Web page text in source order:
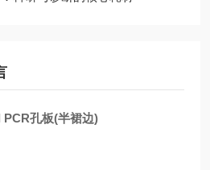
PCR孔板(半裙边)